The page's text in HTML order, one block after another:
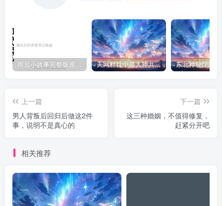
雨后小故事完整版原片动态图（图+文字解说版） 天网栏目中最人神共愤的一期《消失的夫妻》
上一篇
男人背叛后回归后做这2件
事，说明不是真心的
下一篇
这三种婚姻，不值得修复，
赶紧分开吧
相关推荐